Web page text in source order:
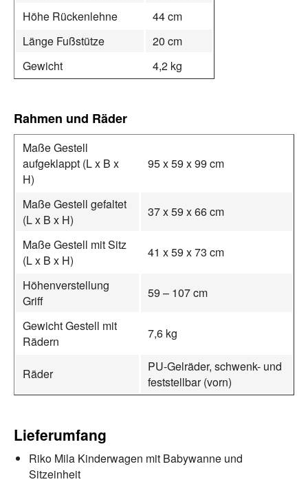
Höhe Rückenlehne
44 cm
Länge Fußstütze
20 cm
Gewicht
4,2 kg
Rahmen und Räder
Maße Gestell
aufgeklappt (L x B x
H)
95 x 59 x 99 cm
Maße Gestell gefaltet
(L x B x H)
37 x 59 x 66 cm
Maße Gestell mit Sitz
(L x B x H)
41 x 59 x 73 cm
Höhenverstellung
Griff
59 – 107 cm
Gewicht Gestell mit
Rädern
7,6 kg
Räder
PU-Gelräder, schwenk- und
feststellbar (vorn)
Lieferumfang
Riko Mila Kinderwagen mit Babywanne und
Sitzeinheit